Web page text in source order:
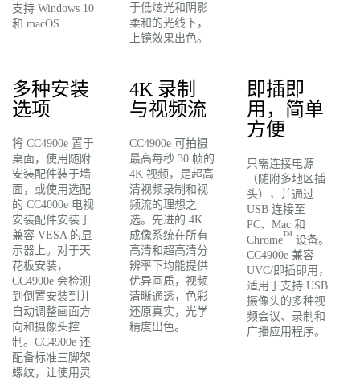
支持 Windows 10
和 macOS
于低炫光和阴影
柔和的光线下，
上镜效果出色。
多种安装
选项
将 CC4900e 置于
桌面，使用随附
安装配件装于墙
面，或使用选配
的 CC4000e 电视
安装配件安装于
兼容 VESA 的显
示器上。对于天
花板安装，
CC4900e 会检测
到倒置安装到并
自动调整画面方
向和摄像头控
制。CC4900e 还
配备标准三脚架
螺纹，让使用灵
4K 录制
与视频流
CC4900e 可拍摄
最高每秒 30 帧的
4K 视频，是超高
清视频录制和视
频流的理想之
选。先进的 4K
成像系统在所有
高清和超高清分
辨率下均能提供
优异画质，视频
清晰通透，色彩
还原真实，光学
精度出色。
即插即
用，简单
方便
只需连接电源
（随附多地区插
头），并通过
USB 连接至
PC、Mac 和
Chrome™ 设备。
CC4900e 兼容
UVC/即插即用，
适用于支持 USB
摄像头的多种视
频会议、录制和
广播应用程序。